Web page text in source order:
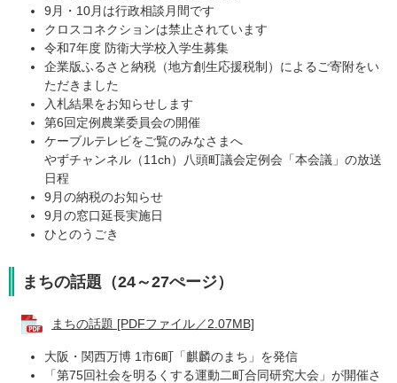
9月・10月は行政相談月間です
クロスコネクションは禁止されています
令和7年度 防衛大学校入学生募集
企業版ふるさと納税（地方創生応援税制）によるご寄附をい
ただきました
入札結果をお知らせします
第6回定例農業委員会の開催
ケーブルテレビをご覧のみなさまへ
やずチャンネル（11ch）八頭町議会定例会「本会議」の放送
日程
9月の納税のお知らせ
9月の窓口延長実施日
ひとのうごき
まちの話題（24～27ぺージ）
まちの話題 [PDFファイル／2.07MB]
大阪・関西万博 1市6町「麒麟のまち」を発信
「第75回社会を明るくする運動二町合同研究大会」が開催さ